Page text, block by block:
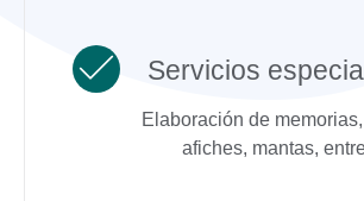
Servicios
Elaboración de
afiches, mantas,